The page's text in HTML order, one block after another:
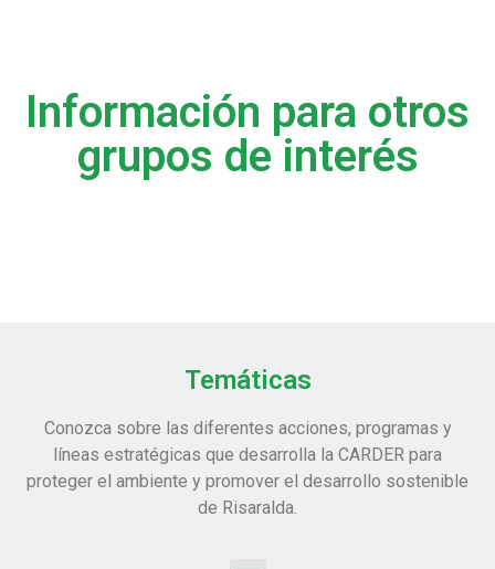
Información para otros
grupos de interés
Temáticas
Conozca sobre las diferentes acciones, programas y
líneas estratégicas que desarrolla la CARDER para
proteger el ambiente y promover el desarrollo sostenible
de Risaralda.